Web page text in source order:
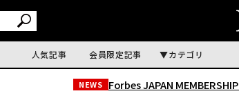
人気記事 会員限定記事 カテゴリ
NEWS Forbes JAPAN